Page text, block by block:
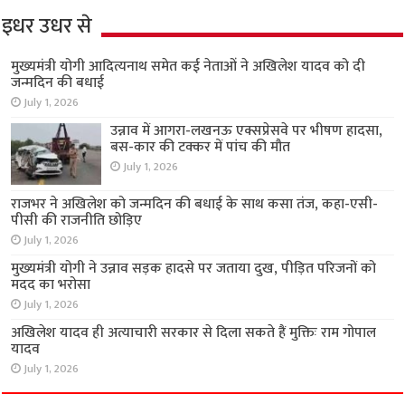
इधर उधर से
मुख्यमंत्री योगी आदित्यनाथ समेत कई नेताओं ने अखिलेश यादव को दी
जन्मदिन की बधाई
July 1, 2026
उन्नाव में आगरा-लखनऊ एक्सप्रेसवे पर भीषण हादसा,
बस-कार की टक्कर में पांच की मौत
July 1, 2026
राजभर ने अखिलेश को जन्मदिन की बधाई के साथ कसा तंज, कहा-एसी-
पीसी की राजनीति छोड़िए
July 1, 2026
मुख्यमंत्री योगी ने उन्नाव सड़क हादसे पर जताया दुख, पीड़ित परिजनों को
मदद का भरोसा
July 1, 2026
अखिलेश यादव ही अत्याचारी सरकार से दिला सकते हैं मुक्तिः राम गोपाल
यादव
July 1, 2026